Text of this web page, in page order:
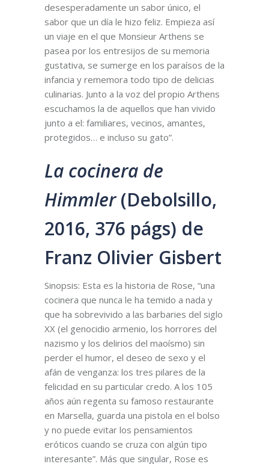
desesperadamente un sabor único, el
sabor que un día le hizo feliz. Empieza así
un viaje en el que Monsieur Arthens se
pasea por los entresijos de su memoria
gustativa, se sumerge en los paraísos de la
infancia y rememora todo tipo de delicias
culinarias. Junto a la voz del propio Arthens
escuchamos la de aquellos que han vivido
junto a el: familiares, vecinos, amantes,
protegidos… e incluso su gato”.
La cocinera de
Himmler(Debolsillo,
2016, 376 págs) de
Franz Olivier Gisbert
Sinopsis: Esta es la historia de Rose, “una
cocinera que nunca le ha temido a nada y
que ha sobrevivido a las barbaries del siglo
XX (el genocidio armenio, los horrores del
nazismo y los delirios del maoísmo) sin
perder el humor, el deseo de sexo y el
afán de venganza: los tres pilares de la
felicidad en su particular credo. A los 105
años aún regenta su famoso restaurante
en Marsella, guarda una pistola en el bolso
y no puede evitar los pensamientos
eróticos cuando se cruza con algún tipo
interesante”. Más que singular, Rose es